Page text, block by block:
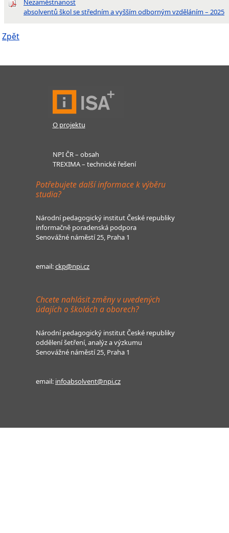
absolventů škol se středním a vyšším odborným vzděláním – 2025
Zpět
O projektu
NPI ČR – obsah
TREXIMA – technické řešení
Potřebujete další informace k výběru
studia?
Národní pedagogický institut České republiky
informačně poradenská podpora
Senovážné náměstí 25, Praha 1
email:ckp@npi.cz
Chcete nahlásit změny v uvedených
údajích o školách a oborech?
Národní pedagogický institut České republiky
oddělení šetření, analýz a výzkumu
Senovážné náměstí 25, Praha 1
email: infoabsolvent@npi.cz